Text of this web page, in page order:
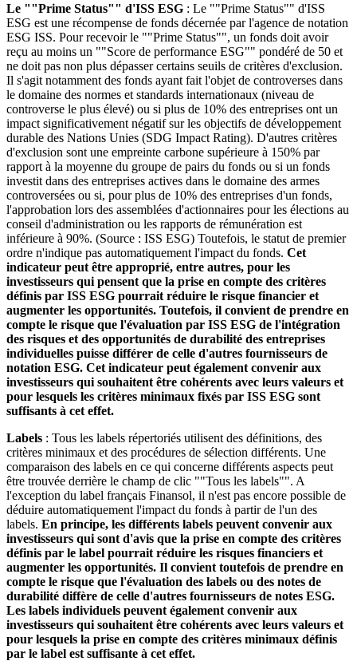
Le ""Prime Status"" d'ISS ESG : Le ""Prime Status"" d'ISS
ESG est une récompense de fonds décernée par l'agence de notation
ESG ISS. Pour recevoir le ""Prime Status"", un fonds doit avoir
reçu au moins un ""Score de performance ESG"" pondéré de 50 et
ne doit pas non plus dépasser certains seuils de critères d'exclusion.
Il s'agit notamment des fonds ayant fait l'objet de controverses dans
le domaine des normes et standards internationaux (niveau de
controverse le plus élevé) ou si plus de 10% des entreprises ont un
impact significativement négatif sur les objectifs de développement
durable des Nations Unies (SDG Impact Rating). D'autres critères
d'exclusion sont une empreinte carbone supérieure à 150% par
rapport à la moyenne du groupe de pairs du fonds ou si un fonds
investit dans des entreprises actives dans le domaine des armes
controversées ou si, pour plus de 10% des entreprises d'un fonds,
l'approbation lors des assemblées d'actionnaires pour les élections au
conseil d'administration ou les rapports de rémunération est
inférieure à 90%. (Source : ISS ESG) Toutefois, le statut de premier
ordre n'indique pas automatiquement l'impact du fonds. Cet
indicateur peut être approprié, entre autres, pour les
investisseurs qui pensent que la prise en compte des critères
définis par ISS ESG pourrait réduire le risque financier et
augmenter les opportunités. Toutefois, il convient de prendre en
compte le risque que l'évaluation par ISS ESG de l'intégration
des risques et des opportunités de durabilité des entreprises
individuelles puisse différer de celle d'autres fournisseurs de
notation ESG. Cet indicateur peut également convenir aux
investisseurs qui souhaitent être cohérents avec leurs valeurs et
pour lesquels les critères minimaux fixés par ISS ESG sont
suffisants à cet effet.
Labels : Tous les labels répertoriés utilisent des définitions, des
critères minimaux et des procédures de sélection différents. Une
comparaison des labels en ce qui concerne différents aspects peut
être trouvée derrière le champ de clic ""Tous les labels"". A
l'exception du label français Finansol, il n'est pas encore possible de
déduire automatiquement l'impact du fonds à partir de l'un des
labels. En principe, les différents labels peuvent convenir aux
investisseurs qui sont d'avis que la prise en compte des critères
définis par le label pourrait réduire les risques financiers et
augmenter les opportunités. Il convient toutefois de prendre en
compte le risque que l'évaluation des labels ou des notes de
durabilité diffère de celle d'autres fournisseurs de notes ESG.
Les labels individuels peuvent également convenir aux
investisseurs qui souhaitent être cohérents avec leurs valeurs et
pour lesquels la prise en compte des critères minimaux définis
par le label est suffisante à cet effet.